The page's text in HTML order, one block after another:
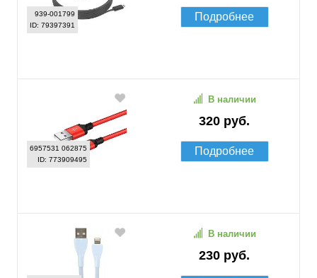
939-001799
ID: 79397391
Подробнее
6957531 062875
ID: 773909495
320 руб.
В наличии
Подробнее
230 руб.
В наличии